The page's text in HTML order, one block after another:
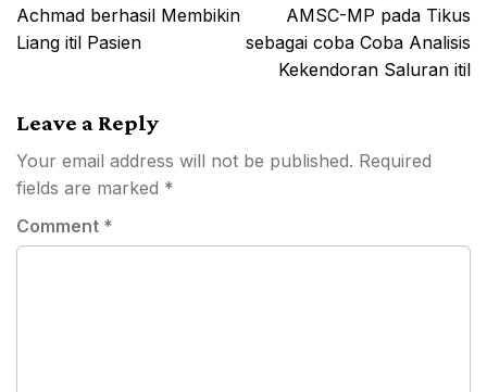
Achmad berhasil Membikin
Liang itil Pasien
AMSC-MP pada Tikus
sebagai coba Coba Analisis
Kekendoran Saluran itil
Leave a Reply
Your email address will not be published. Required
fields are marked *
Comment *